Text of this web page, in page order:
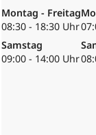
Montag - Freitag
08:30 - 18:30 Uhr
Samstag
09:00 - 14:00 Uhr